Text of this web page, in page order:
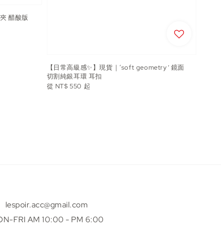
醋酸版
【日常高級感✨】現貨｜‘soft geometry’ 鏡面
切割純銀耳環 耳扣
Regular
從 NT$ 550 起
lespoir.acc@gmail.com
FRI AM 10:00 - PM 6:00